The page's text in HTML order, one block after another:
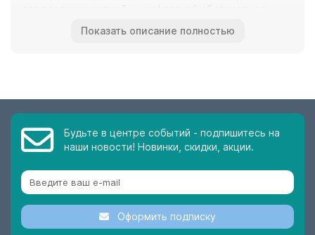
интерьере. Она имеет ряд преимуществ перед
представим вам широкий ассортимент таких изделий,
предлагаемых нашим интернет-сайтом Мебель-Киев.
Одним из главных преимуществ бескаркасной мебели
является ее удобство. Благодаря отсутствию
твердого каркаса, такие модели обладают плавной
поверхностью и идеально приспосабливаются к
максимального комфорта и отдыха, особенно в случае
кресел и диванов. Бескаркасная мебель также
Показать описание полностью
Будьте в центре событий - подпишитесь на
наши новости! Новинки, скидки, акции.
Оформить подписку